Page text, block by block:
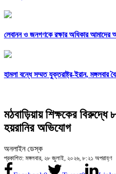
লেবানন ও জনগণকে রক্ষার অধিকার আমাদের
হামলা বন্ধে সম্মত যুক্তরাষ্ট্র-ইরান, মঙ্গলবার
মঠবাড়িয়ায় শিক্ষকের
হয়রানির অভিযোগ
অনলাইন ডেস্ক
প্রকাশিত: মঙ্গলবার, ২৮ জুলাই, ২০২৬, ৮:২১ অপরাহ্ণ